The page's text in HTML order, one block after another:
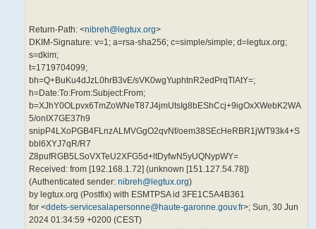
Return-Path: <nibreh@legtux.org>
DKIM-Signature: v=1; a=rsa-sha256; c=simple/simple; d=legtux.org;
s=dkim;
t=1719704099;
bh=Q+BuKu4dJzL0hrB3vE/sVK0wgYuphtnR2edPrqTlAtY=;
h=Date:To:From:Subject:From;
b=XJhY0OLpvx6TmZoWNeT87J4jmUtsIg8bEShCcj+9igOxXWebK2WA
5/onIX7GE37h9
snipP4LXoPGB4FLnzALMVGgO2qvNf/oem38SEcHeRBR1jWT93k4+S
bbl6XYJ7qR/R7
Z8pufRGB5LSoVXTeU2XFG5d+ltDyfwN5yUQNypWY=
Received: from [192.168.1.72] (unknown [151.127.54.78])
(Authenticated sender: nibreh@legtux.org)
by legtux.org (Postfix) with ESMTPSA id 3FE1C5A4B361
for <ddets-servicesalapersonne@haute-garonne.gouv.fr>; Sun, 30 Jun
2024 01:34:59 +0200 (CEST)